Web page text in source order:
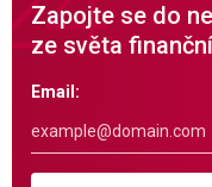
Zapojte se do
ze světa
Email: